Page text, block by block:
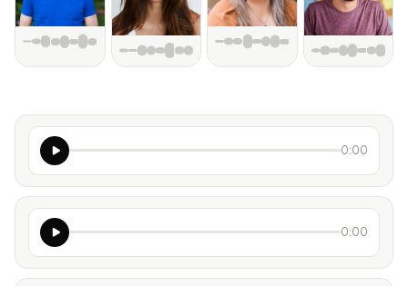
Trump
0:00
Musk
0:00